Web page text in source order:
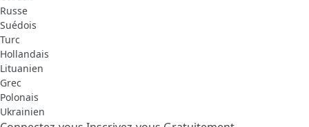
Russe
Suédois
Turc
Hollandais
Lituanien
Grec
Polonais
Ukrainien